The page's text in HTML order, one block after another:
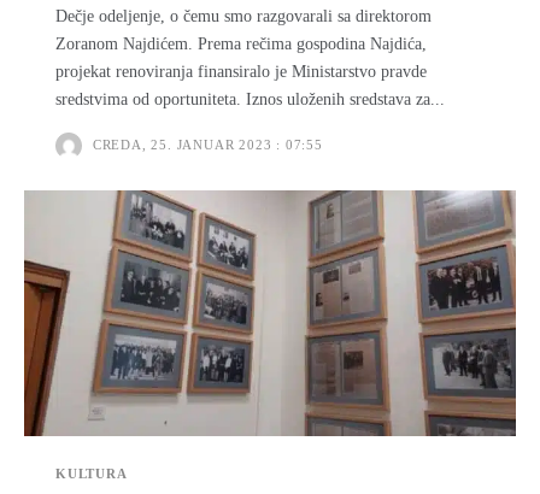
Dečje odeljenje, o čemu smo razgovarali sa direktorom
Zoranom Najdićem. Prema rečima gospodina Najdića,
projekat renoviranja finansiralo je Ministarstvo pravde
sredstvima od oportuniteta. Iznos uloženih sredstava za...
CREDA, 25. JANUAR 2023 : 07:55
KULTURA